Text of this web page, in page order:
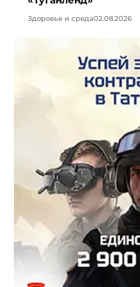
Здоровье и среда02.08.2026